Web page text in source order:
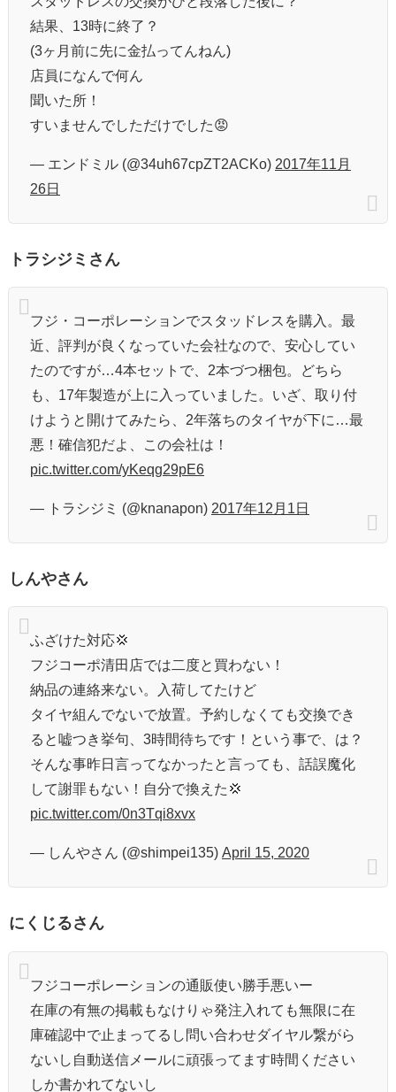
結果、13時に終了？
(3ヶ月前に先に金払ってんねん)
店員になんで何ん
聞いた所！
すいませんでしただけでした😡
— エンドミル (@34uh67cpZT2ACKo) 2017年11月
26日
トラシジミさん
フジ・コーポレーションでスタッドレスを購入。最
近、評判が良くなっていた会社なので、安心してい
たのですが…4本セットで、2本づつ梱包。どちら
も、17年製造が上に入っていました。いざ、取り付
けようと開けてみたら、2年落ちのタイヤが下に…最
悪！確信犯だよ、この会社は！
pic.twitter.com/yKeqg29pE6
— トラシジミ (@knanapon) 2017年12月1日
しんやさん
ふざけた対応💢
フジコーポ清田店では二度と買わない！
納品の連絡来ない。入荷してたけど
タイヤ組んでないで放置。予約しなくても交換でき
ると嘘つき挙句、3時間待ちです！という事で、は？
そんな事昨日言ってなかったと言っても、話誤魔化
して謝罪もない！自分で換えた💢
pic.twitter.com/0n3Tqi8xvx
— しんやさん (@shimpei135) April 15, 2020
にくじるさん
フジコーポレーションの通販使い勝手悪いー
在庫の有無の掲載もなけりゃ発注入れても無限に在
庫確認中で止まってるし問い合わせダイヤル繋がら
ないし自動送信メールに頑張ってます時間ください
しか書かれてないし